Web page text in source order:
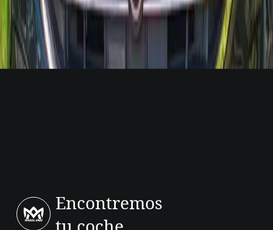
Respuestas directas con pasos claros; contáctanos si necesitas una
configuración especial para Volkswagen.
¿Puedo recibir un Volkswagen en el aeropuerto de Agadir?
+
¿Qué documentos necesito para alquilar un Volkswagen?
¿Puedo conducir un Volkswagen fuera de Agadir?+
Encontremos